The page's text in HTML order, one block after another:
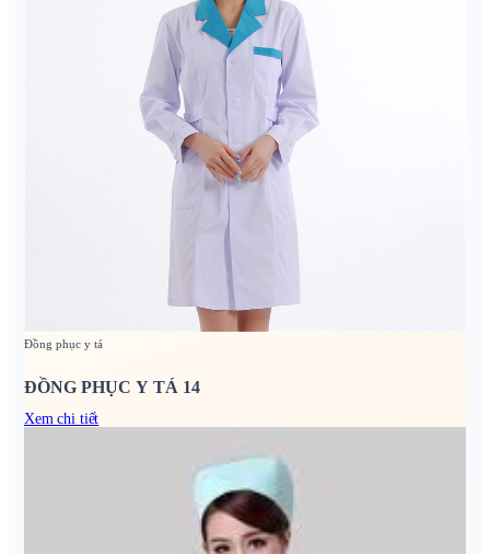
Đồng phục y tá
ĐỒNG PHỤC Y TÁ 14
Xem chi tiết